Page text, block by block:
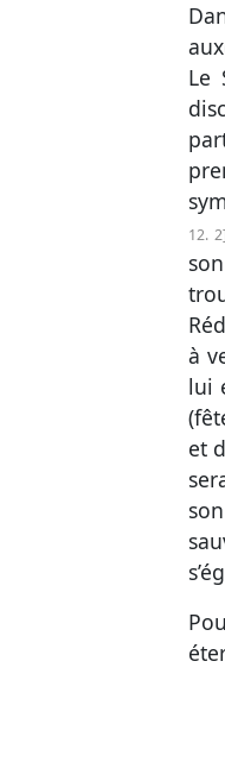
Le
12. 2
à
lui
et